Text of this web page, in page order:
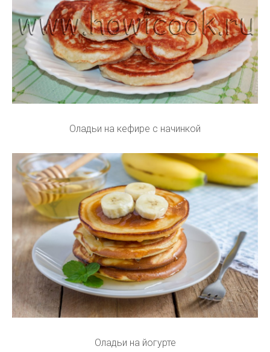
Оладьи на кефире с начинкой
Оладьи на йогурте